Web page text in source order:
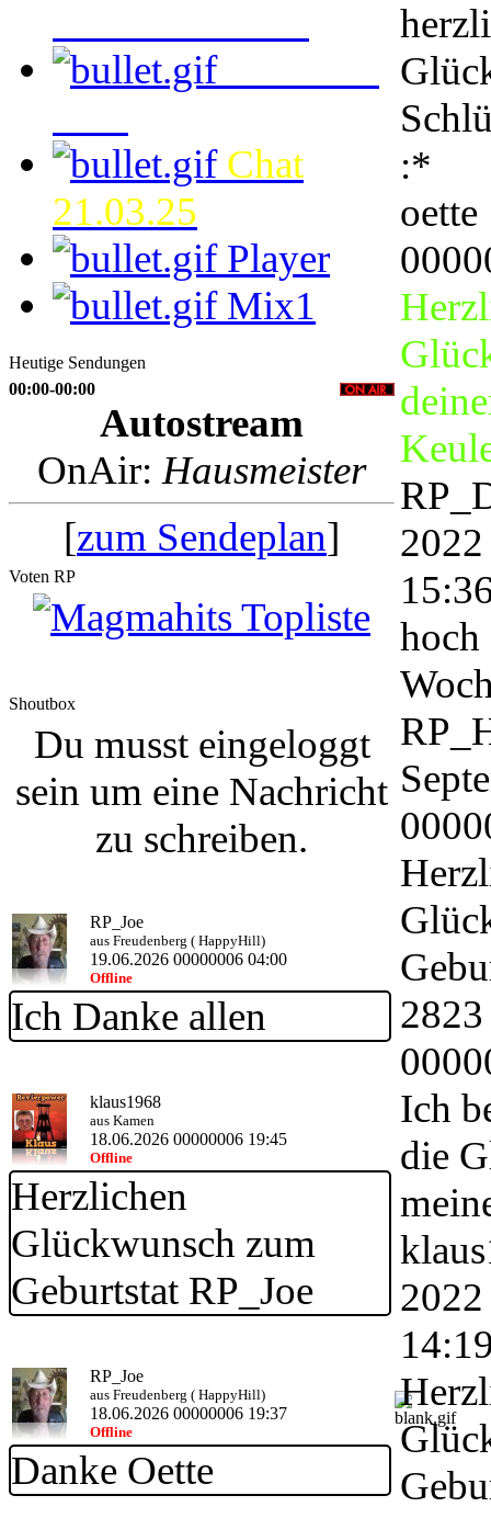
Chat
21.03.25
Player
Mix1
Heutige Sendungen
00:00-00:00
Autostream
OnAir: Hausmeister
[zum Sendeplan]
Voten RP
Shoutbox
Du musst eingeloggt
sein um eine Nachricht
zu schreiben.
RP_Joe
aus Freudenberg ( HappyHill)
19.06.2026 00000006 04:00
Offline
Ich Danke allen
klaus1968
aus Kamen
18.06.2026 00000006 19:45
Offline
Herzlichen
Glückwunsch zum
Geburtstat RP_Joe
RP_Joe
aus Freudenberg ( HappyHill)
18.06.2026 00000006 19:37
Offline
Danke Oette
:*
oette
hoch
2823
Ich
die